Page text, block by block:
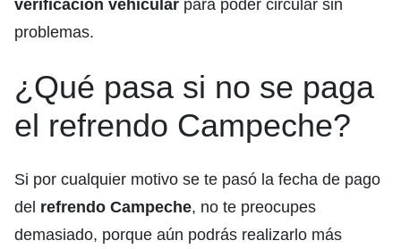
verificación vehicular para poder circular sin
problemas.
¿Qué pasa si no se paga
el refrendo Campeche?
Si por cualquier motivo se te pasó la fecha de pago
del refrendo Campeche, no te preocupes
demasiado, porque aún podrás realizarlo más